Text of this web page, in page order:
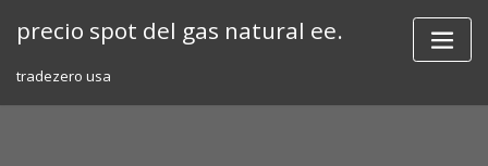
precio spot del gas natural ee.
tradezero usa